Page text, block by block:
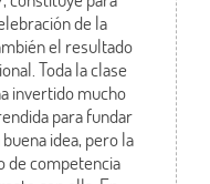
de la
el resultado
Toda la clase
invertido mucho
para fundar
idea, pero la
de competencia